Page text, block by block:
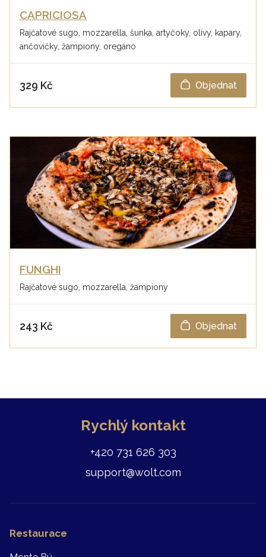
CAPRICIOSA
Rajčatové sugo, mozzarella, šunka, artyčoky, olivy, kapary,
ančovičky, žampiony, oregáno
329 Kč Objednat
FUNGHI
Rajčatové sugo, mozzarella, žampiony
243 Kč Objednat
Rychlý kontakt
+420 731 626 303
support@wolt.com
Restaurace